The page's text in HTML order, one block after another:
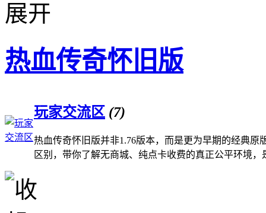
热血传奇怀旧版
玩家交流区 (7)
热血传奇怀旧版并非1.76版本，而是更为早期的经典
区别，带你了解无商城、纯点卡收费的真正公平环境